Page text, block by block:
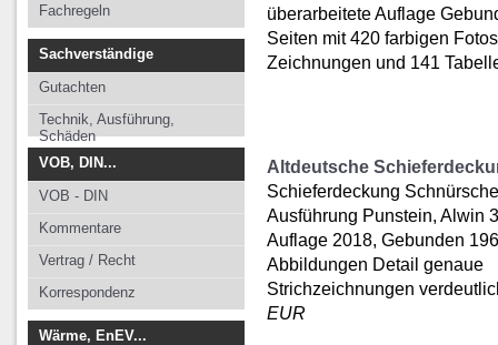
Fachregeln
Sachverständige
Gutachten
Technik, Ausführung,
Schäden
VOB, DIN...
VOB - DIN
Kommentare
Vertrag / Recht
Korrespondenz
Wärme, EnEV...
überarbeitete Auflage
Seiten mit 420 farbigen
Zeichnungen und 141
Altdeutsche
Schieferdeckung
Ausführung Punstein, Alwin
Auflage 2018, Gebunden
Abbildungen Detail genaue
Strichzeichnungen
EUR